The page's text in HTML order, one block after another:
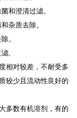
和澄清过滤。
杂质去除。
。
,
相对较差，不耐受多
较少且流动性良好的
多数有机溶剂，有的